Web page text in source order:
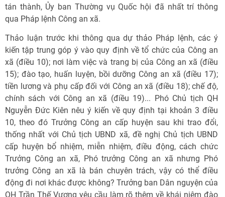
tán thành, Ủy ban Thường vụ Quốc hội đã nhất trí thông
qua Pháp lệnh Công an xã.
Thảo luận trước khi thông qua dự thảo Pháp lệnh, các ý
kiến tập trung góp ý vào quy định về tổ chức của Công an
xã (điều 10); nơi làm việc và trang bị của Công an xã (điều
15); đào tạo, huấn luyện, bồi dưỡng Công an xã (điều 17);
tiền lương và phụ cấp đối với Công an xã (điều 18); chế độ,
chính sách với Công an xã (điều 19)... Phó Chủ tịch QH
Nguyễn Đức Kiên nêu ý kiến về quy định tại khoản 3 điều
10, theo đó Trưởng Công an cấp huyện sau khi trao đổi,
thống nhất với Chủ tịch UBND xã, đề nghị Chủ tịch UBND
cấp huyện bổ nhiệm, miễn nhiệm, điều động, cách chức
Trưởng Công an xã, Phó trưởng Công an xã nhưng Phó
trưởng Công an xã là bán chuyên trách, vậy có thể điều
động đi nơi khác được không? Trưởng ban Dân nguyện của
QH Trần Thế Vượng yêu cầu làm rõ thêm về khái niệm đào